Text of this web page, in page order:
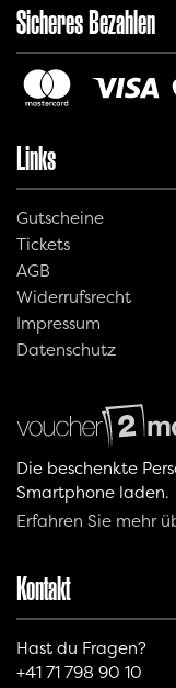
Sicheres Bezahlen
Links
Gutscheine
Tickets
AGB
Widerrufsrecht
Impressum
Datenschutz
Die beschenkte
Smartphone laden.
Erfahren Sie mehr
Kontakt
Hast du Fragen?
+41 71 798 90 10